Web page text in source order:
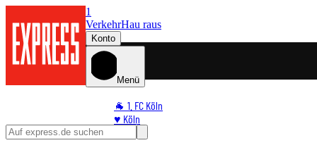
1
VerkehrHau raus
Konto
Menü
🐐 1. FC Köln
♥️ Köln